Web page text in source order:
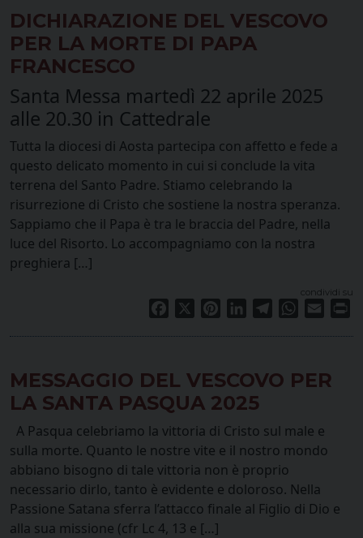
DICHIARAZIONE DEL VESCOVO
PER LA MORTE DI PAPA
FRANCESCO
Santa Messa martedì 22 aprile 2025
alle 20.30 in Cattedrale
Tutta la diocesi di Aosta partecipa con affetto e fede a
questo delicato momento in cui si conclude la vita
terrena del Santo Padre. Stiamo celebrando la
risurrezione di Cristo che sostiene la nostra speranza.
Sappiamo che il Papa è tra le braccia del Padre, nella
luce del Risorto. Lo accompagniamo con la nostra
preghiera […]
condividi su
Facebook PinterestLinkedInTelegramWhatsApp
Email
MESSAGGIO DEL VESCOVO PER
LA SANTA PASQUA 2025
A Pasqua celebriamo la vittoria di Cristo sul male e
sulla morte. Quanto le nostre vite e il nostro mondo
abbiano bisogno di tale vittoria non è proprio
necessario dirlo, tanto è evidente e doloroso. Nella
Passione Satana sferra l’attacco finale al Figlio di Dio e
alla sua missione (cfr Lc 4, 13 e […]